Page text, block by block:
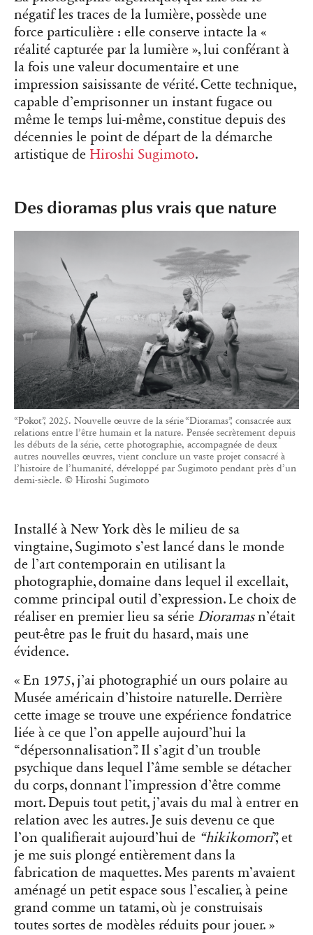
négatif les traces de la lumière, possède une
force particulière : elle conserve intacte la «
réalité capturée par la lumière », lui conférant à
la fois une valeur documentaire et une
impression saisissante de vérité. Cette technique,
capable d’emprisonner un instant fugace ou
même le temps lui-même, constitue depuis des
décennies le point de départ de la démarche
artistique de Hiroshi Sugimoto.
Des dioramas plus vrais que nature
“Pokot”, 2025. Nouvelle œuvre de la série “Dioramas”, consacrée aux
relations entre l’être humain et la nature. Pensée secrètement depuis
les débuts de la série, cette photographie, accompagnée de deux
autres nouvelles œuvres, vient conclure un vaste projet consacré à
l’histoire de l’humanité, développé par Sugimoto pendant près d’un
demi-siècle. © Hiroshi Sugimoto
Installé à New York dès le milieu de sa
vingtaine, Sugimoto s’est lancé dans le monde
de l’art contemporain en utilisant la
photographie, domaine dans lequel il excellait,
comme principal outil d’expression. Le choix de
réaliser en premier lieu sa série Dioramasn’était
peut-être pas le fruit du hasard, mais une
évidence.
« En 1975, j’ai photographié un ours polaire au
Musée américain d’histoire naturelle. Derrière
cette image se trouve une expérience fondatrice
liée à ce que l’on appelle aujourd’hui la
“dépersonnalisation”. Il s’agit d’un trouble
psychique dans lequel l’âme semble se détacher
du corps, donnant l’impression d’être comme
mort. Depuis tout petit, j’avais du mal à entrer en
relation avec les autres. Je suis devenu ce que
l’on qualifierait aujourd’hui de “hikikomori”, et
je me suis plongé entièrement dans la
fabrication de maquettes. Mes parents m’avaient
aménagé un petit espace sous l’escalier, à peine
grand comme un tatami, où je construisais
toutes sortes de modèles réduits pour jouer. »